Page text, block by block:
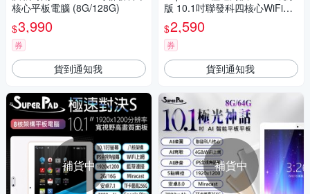
核心平板電腦 (8G/128G)
$3,990
券
貨到通知我
補貨中
版 10.1吋聯發科四核心WiFi平
板電腦 (4G/32G)-加碼贈專屬
保護殼套
$2,590
券
貨到通知我
補貨中